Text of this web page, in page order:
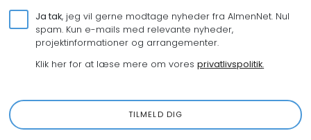
Ja tak, jeg vil gerne modtage nyheder fra AlmenNet. Nul
spam. Kun e-mails med relevante nyheder,
projektinformationer og arrangementer.
Klik her for at læse mere om voresprivatlivspolitik.
TILMELD DIG